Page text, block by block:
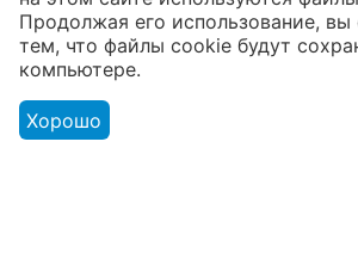
3300 мл
Доступно: 168 шт.
5012₸
1100 мл
Продолжая его использование, вы
тем, что файлы cookie будут
компьютере.
Хорошо